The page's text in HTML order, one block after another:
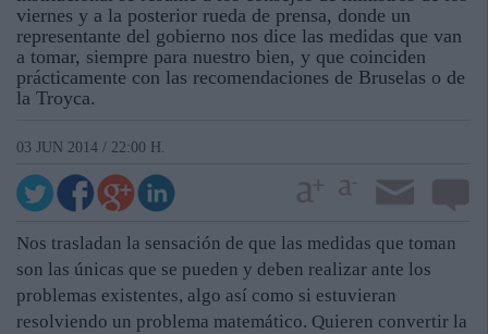
viernes y a la posterior rueda de prensa, donde un
representante del gobierno nos dice las medidas que van
a tomar, siempre para nuestro bien, y que coinciden
prácticamente con las recomendaciones de Bruselas o de
la Troyca.
03 JUN 2014 / 22:00 H.
Nos trasladan la sensación de que las medidas que toman
son las únicas que se pueden y deben realizar ante los
problemas existentes, algo así como si estuvieran
resolviendo un problema matemático. Quieren convertir la